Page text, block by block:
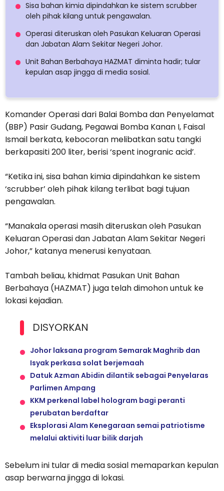
Sisa bahan kimia dipindahkan ke sistem scrubber
oleh pihak kilang untuk pengawalan.
Operasi diteruskan oleh Pasukan Keluaran Operasi
dan Jabatan Alam Sekitar Negeri Johor.
Unit Bahan Berbahaya HAZMAT diminta hadir; tular
kepulan asap jingga di media sosial.
Komander Operasi dari Balai Bomba dan Penyelamat
(BBP) Pasir Gudang, Pegawai Bomba Kanan I, Faisal
Ismail berkata, kebocoran melibatkan satu tangki
berkapasiti 200 liter, berisi ‘spent inogranic acid’.
“Ketika ini, sisa bahan kimia dipindahkan ke sistem
‘scrubber’ oleh pihak kilang terlibat bagi tujuan
pengawalan.
“Manakala operasi masih diteruskan oleh Pasukan
Keluaran Operasi dan Jabatan Alam Sekitar Negeri
Johor,” katanya menerusi kenyataan.
Tambah beliau, khidmat Pasukan Unit Bahan
Berbahaya (HAZMAT) juga telah dimohon untuk ke
lokasi kejadian.
DISYORKAN
Johor laksana program Semarak Maghrib dan
Isyak perkasa solat berjemaah
Datuk Azman Abidin dilantik sebagai Penyelaras
Parlimen Ampang
KKM perkenal label hologram bagi peranti
perubatan berdaftar
Eksplorasi Alam Kenegaraan semai patriotisme
melalui aktiviti luar bilik darjah
Sebelum ini tular di media sosial memaparkan kepulan
asap berwarna jingga di lokasi.